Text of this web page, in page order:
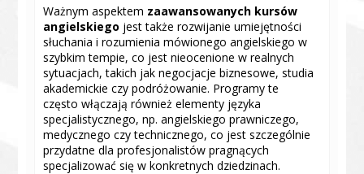
Ważnym aspektem zaawansowanych kursów
angielskiego jest także rozwijanie umiejętności
słuchania i rozumienia mówionego angielskiego w
szybkim tempie, co jest nieocenione w realnych
sytuacjach, takich jak negocjacje biznesowe, studia
akademickie czy podróżowanie. Programy te
często włączają również elementy języka
specjalistycznego, np. angielskiego prawniczego,
medycznego czy technicznego, co jest szczególnie
przydatne dla profesjonalistów pragnących
specjalizować się w konkretnych dziedzinach.